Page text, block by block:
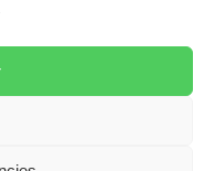
I CONTRACTACIÓ